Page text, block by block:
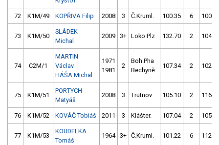
72 K1M/49 KOPŘIVA Filip 2008 3 Č.Kruml. 100.35 6
73 K1M/50
SLÁDEK
Michal
2009 3+ Loko Plz 132.70 2
74 C2M/1
MARTIN
Václav
HÁŠA Michal
1971
1981
2
Boh.Pha
Bechyně
107.34 2
75 K1M/51
PORTYCH
Matyáš
2008 3 Trutnov 105.10 2
76 K1M/52 KOVÁČ Tobiáš 2011 3 Klášter. 107.04 2
77 K1M/53
KOUDELKA
Tomáš
1964 3+ Č.Kruml. 101.22 6